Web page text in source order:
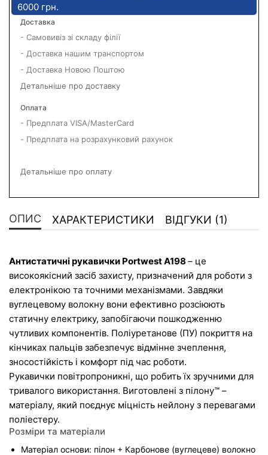
6000 грн.
Доставка
- Самовивіз зі складу філії
- Доставка нашим транспортом
- Доставка Новою Поштою
Детальніше про доставку
Оплата
- Предплата VISA/MasterCard
- Предплата на розрахунковий рахунок
Детальніше про оплату
ОПИС ХАРАКТЕРИСТИКИ ВІДГУКИ (1)
Антистатичні рукавички Portwest A198 – це
високоякісний засіб захисту, призначений для роботи з
електронікою та точними механізмами. Завдяки
вуглецевому волокну вони ефективно розсіюють
статичну електрику, запобігаючи пошкодженню
чутливих компонентів. Поліуретанове (ПУ) покриття на
кінчиках пальців забезпечує відмінне зчеплення,
зносостійкість і комфорт під час роботи.
Рукавички повітропроникні, що робить їх зручними для
тривалого використання. Виготовлені з пілону™ –
матеріалу, який поєднує міцність нейлону з перевагами
поліестеру.
Розміри та матеріали
Матеріал основи: пілон + Карбонове (вуглецеве) волокно